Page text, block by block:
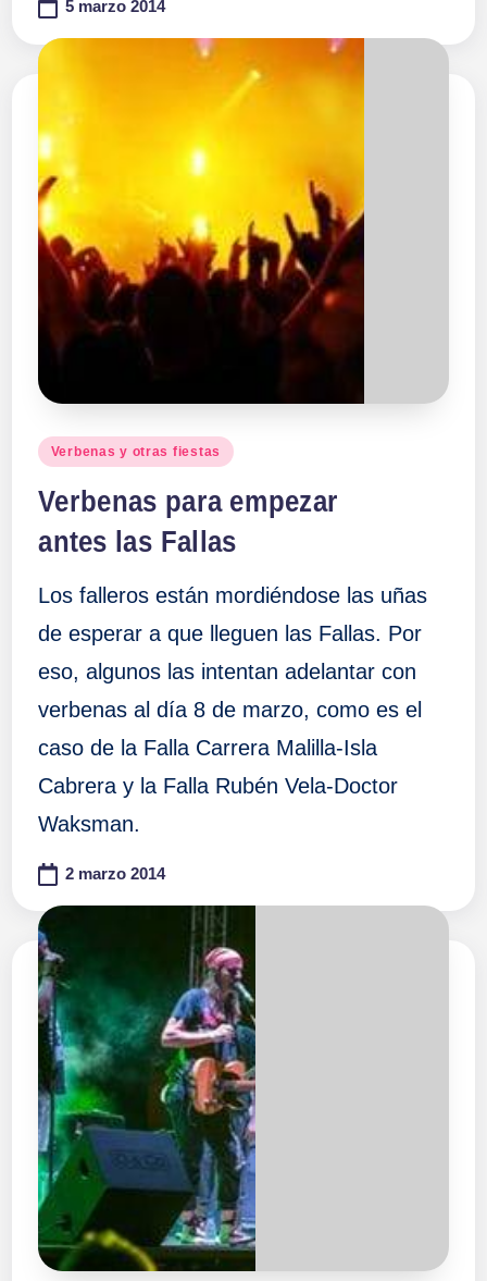
5 marzo 2014
Publicado
Verbenas y otras fiestas
Verbenas para empezar
antes las Fallas
Los falleros están mordiéndose las uñas
de esperar a que lleguen las Fallas. Por
eso, algunos las intentan adelantar con
verbenas al día 8 de marzo, como es el
caso de la Falla Carrera Malilla-Isla
Cabrera y la Falla Rubén Vela-Doctor
Waksman.
2 marzo 2014